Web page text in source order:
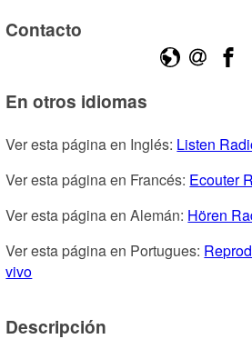
Contacto
En otros idiomas
Ver esta página en Inglés: Listen
Ver esta página en Francés: Ecouter
Ver esta página en Alemán: Hören
Ver esta página en Portugues:
vivo
Descripción